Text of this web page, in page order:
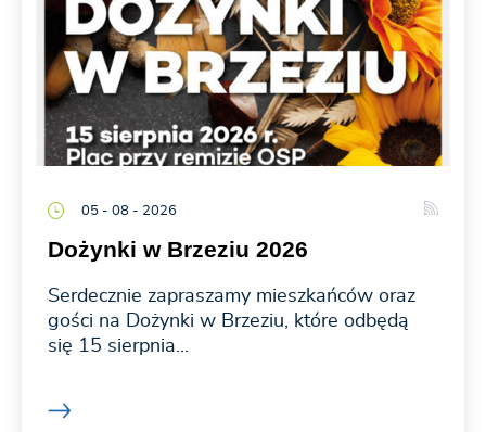
05 - 08 - 2026
Dożynki w Brzeziu 2026
Serdecznie zapraszamy mieszkańców oraz
gości na Dożynki w Brzeziu, które odbędą
się 15 sierpnia...